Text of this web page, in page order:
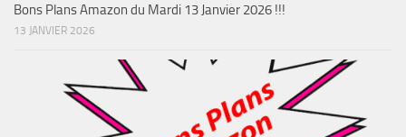
Bons Plans Amazon du Mardi 13 Janvier 2026 !!!
13 JANVIER 2026